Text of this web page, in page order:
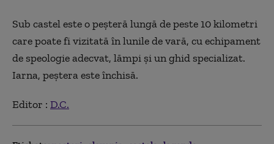
Sub castel este o peșteră lungă de peste 10 kilometri
care poate fi vizitată în lunile de vară, cu echipament
de speologie adecvat, lămpi și un ghid specializat.
Iarna, peștera este închisă.
Editor : D.C.